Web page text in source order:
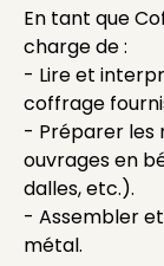
En tant que
charge de :
- Lire et
coffrage
- Préparer les
ouvrages en
dalles, etc.).
- Assembler
métal.